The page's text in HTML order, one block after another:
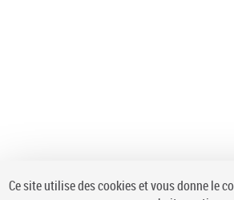
Ce site utilise des cookies et vous donne le